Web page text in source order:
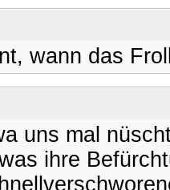
wann das
uns mal
ihre